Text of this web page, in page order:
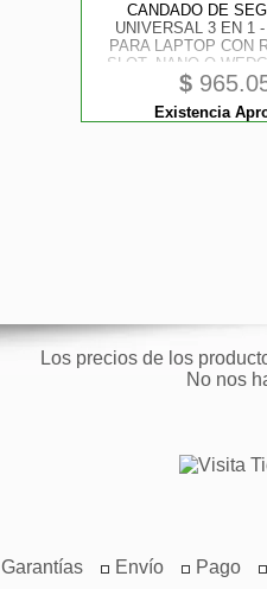
CANDADO DE
UNIVERSAL 3 EN 1
PARA LAPTOP CON
SLOT, NANO O
DE 2M ANTIRROBO
CON LLAVE -
MOD.
$
Existencia
Los precios de los
No nos
Garantías Envío Pago